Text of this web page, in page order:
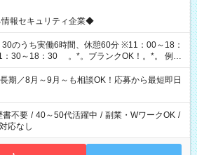
報セキュリティ企業◆
のうち実働6時間、休憩60分 ※11：00～18：
*。ブランクOK！。*。 例え
財団法人/事務/コールセンター/受付/販売/カフェ
ツ販売/ホテルフロント/化粧品販売/など 様々な
活躍されています♪
期／8月～9月～も相談OK！応募から最短即日
書不要 / 40～50代活躍中 / 副業・WワークOK /
応なし